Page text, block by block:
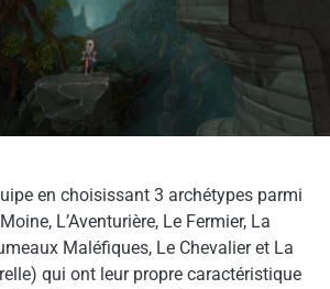
en choisissant 3 archétypes parmi
L’Aventurière, Le Fermier, La
Maléfiques, Le Chevalier et La
qui ont leur propre caractéristique